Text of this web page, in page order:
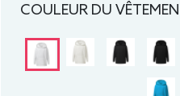
COULEUR DU